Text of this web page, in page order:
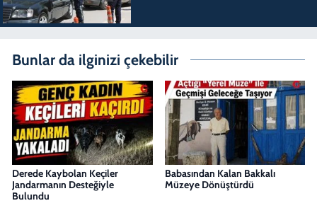
Bunlar da ilginizi çekebilir
Derede Kaybolan Keçiler
Jandarmanın Desteğiyle
Bulundu
Babasından Kalan Bakkalı
Müzeye Dönüştürdü